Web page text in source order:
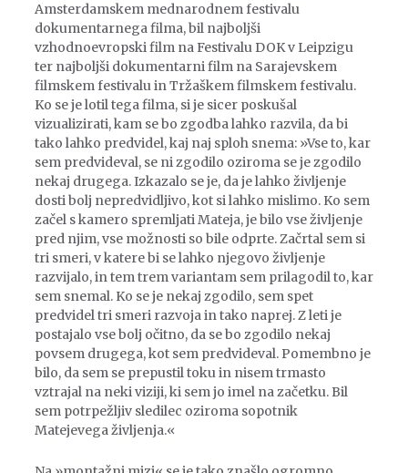
Amsterdamskem mednarodnem festivalu
dokumentarnega filma, bil najboljši
vzhodnoevropski film na Festivalu DOK v Leipzigu
ter najboljši dokumentarni film na Sarajevskem
filmskem festivalu in Tržaškem filmskem festivalu.
Ko se je lotil tega filma, si je sicer poskušal
vizualizirati, kam se bo zgodba lahko razvila, da bi
tako lahko predvidel, kaj naj sploh snema: »Vse to, kar
sem predvideval, se ni zgodilo oziroma se je zgodilo
nekaj drugega. Izkazalo se je, da je lahko življenje
dosti bolj nepredvidljivo, kot si lahko mislimo. Ko sem
začel s kamero spremljati Mateja, je bilo vse življenje
pred njim, vse možnosti so bile odprte. Začrtal sem si
tri smeri, v katere bi se lahko njegovo življenje
razvijalo, in tem trem variantam sem prilagodil to, kar
sem snemal. Ko se je nekaj zgodilo, sem spet
predvidel tri smeri razvoja in tako naprej. Z leti je
postajalo vse bolj očitno, da se bo zgodilo nekaj
povsem drugega, kot sem predvideval. Pomembno je
bilo, da sem se prepustil toku in nisem trmasto
vztrajal na neki viziji, ki sem jo imel na začetku. Bil
sem potrpežljiv sledilec oziroma sopotnik
Matejevega življenja.«